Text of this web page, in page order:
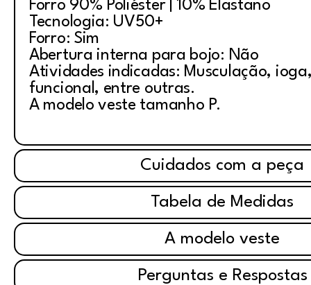
Forro 90% Poliéster | 10% Elastano
Tecnologia: UV50+
Forro: Sim
Abertura interna para bojo: Não
Atividades indicadas: Musculação,
funcional, entre outras.
A modelo veste tamanho P.
Cuidados com a peça
Tabela de Medidas
A modelo veste
Perguntas e Respostas